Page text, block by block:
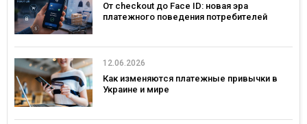
От checkout до Face ID: новая эра
платежного поведения потребителей
12.06.2026
Как изменяются платежные привычки в
Украине и мире